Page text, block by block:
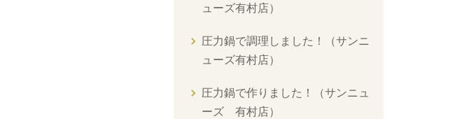
ューズ有村店）
圧力鍋で調理しました！（サンニ
ューズ有村店）
圧力鍋で作りました！（サンニュ
ーズ 有村店）